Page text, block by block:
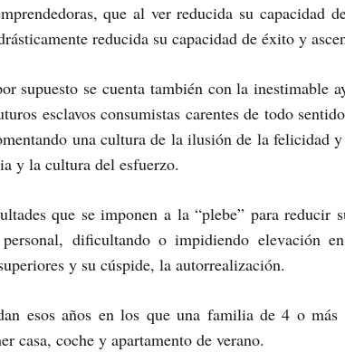
que al ver reducida su capacidad
reducida su capacidad de éxito y
supuesto se cuenta también con la inestimable
esclavos consumistas carentes de todo
una cultura de la ilusión de la felicidad
y la cultura del esfuerzo.
que se imponen a la “plebe” para reducir
personal, dificultando o impidiendo elevación
y su cúspide, la autorrealización.
esos años en los que una familia de 4 o
casa, coche y apartamento de verano.